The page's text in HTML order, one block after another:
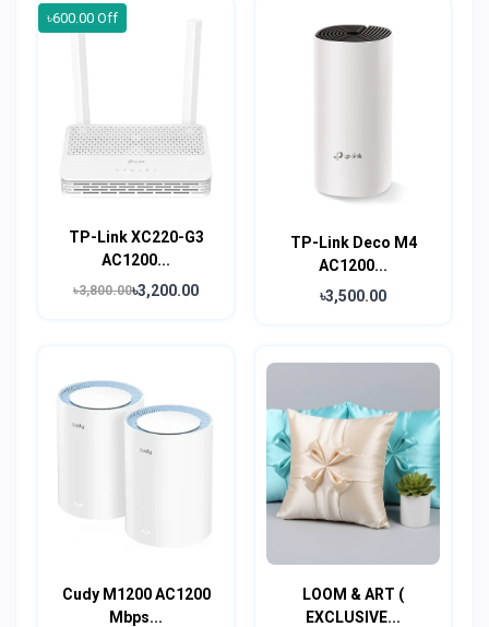
৳600.00 Off
TP-Link XC220-G3
AC1200...
৳3,800.00৳3,200.00
TP-Link Deco M4
AC1200...
৳3,500.00
Cudy M1200 AC1200
Mbps...
LOOM & ART (
EXCLUSIVE...